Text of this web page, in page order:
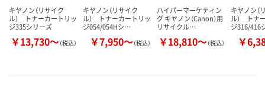
キヤノン（リサイク
ル） トナーカートリッ
ジ335シリーズ
￥13,730～（税込）
キヤノン（リサイク
ル） トナーカートリッ
ジ054/054Hシ…
￥7,950～（税込）
ハイパーマーケティン
グ キヤノン（Canon）用
リサイクル…
￥18,810～（税込）
キヤノン（
ル） トナ
ジ316/416
￥